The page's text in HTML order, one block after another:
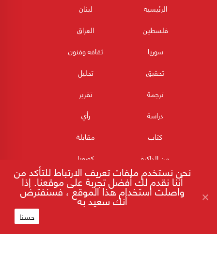
الرئيسية
لبنان
فلسطين
العراق
سوريا
ثقافه وفنون
تحقيق
تحليل
ترجمة
تقرير
دراسة
رأي
كتاب
مقابلة
من الذاكرة
كورونا
نحن نستخدم ملفات تعريف الارتباط للتأكد من
أننا نقدم لك أفضل تجربة على موقعنا. إذا
واصلت استخدام هذا الموقع ، فسنفترض
أنك سعيد به
حسنا